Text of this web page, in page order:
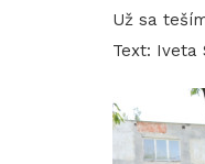
Už sa
Text: Iveta